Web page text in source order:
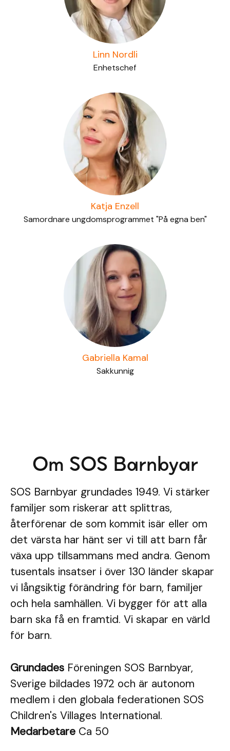
Linn Nordli
Enhetschef
Katja Enzell
Samordnare ungdomsprogrammet "På egna ben"
Gabriella Kamal
Sakkunnig
Om SOS Barnbyar
SOS Barnbyar grundades 1949. Vi stärker
familjer som riskerar att splittras,
återförenar de som kommit isär eller om
det värsta har hänt ser vi till att barn får
växa upp tillsammans med andra. Genom
tusentals insatser i över 130 länder skapar
vi långsiktig förändring för barn, familjer
och hela samhällen. Vi bygger för att alla
barn ska få en framtid. Vi skapar en värld
för barn.
Grundades Föreningen SOS Barnbyar,
Sverige bildades 1972 och är autonom
medlem i den globala federationen SOS
Children's Villages International.
Medarbetare Ca 50